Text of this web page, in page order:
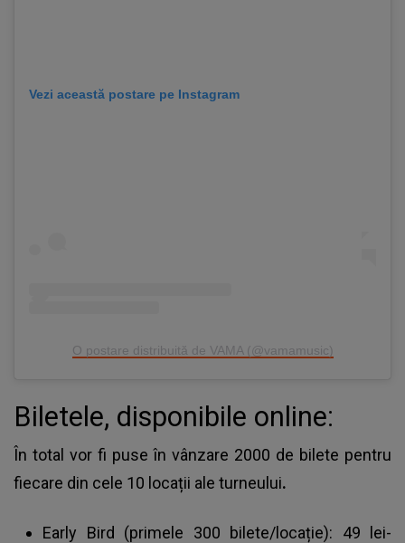
Vezi această postare pe Instagram
O postare distribuită de VAMA (@vamamusic)
Biletele, disponibile online:
În total vor fi puse în vânzare 2000 de bilete pentru
fiecare din cele 10 locații ale turneului.
Early Bird (primele 300 bilete/locație): 49 lei-